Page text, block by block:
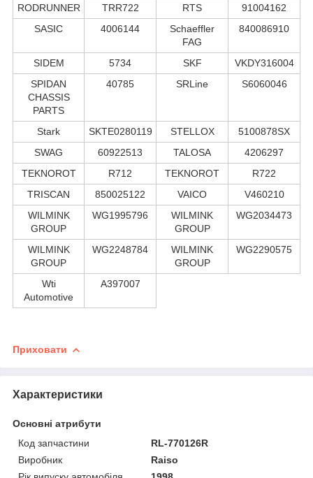
RODRUNNER
TRR722 RTS
91004162
SASIC
4006144
Schaeffler
FAG
840086910
SIDEM 5734 SKF
VKDY316004
SPIDAN
CHASSIS
PARTS
40785 SRLine S6060046
Stark SKTE0280119 STELLOX
5100878SX
SWAG
60922513 TALOSA
4206297
TEKNOROT
R712 TEKNOROT
R722
TRISCAN
850025122 VAICO
V460210
WILMINK
GROUP
WG1995796
WILMINK
GROUP
WG2034473
WILMINK
GROUP
WG2248784
WILMINK
GROUP
WG2290575
Wti
Automotive
A397007
Приховати
Характеристики
Основні атрибути
Код запчастини
RL-770126R
Виробник
Raiso